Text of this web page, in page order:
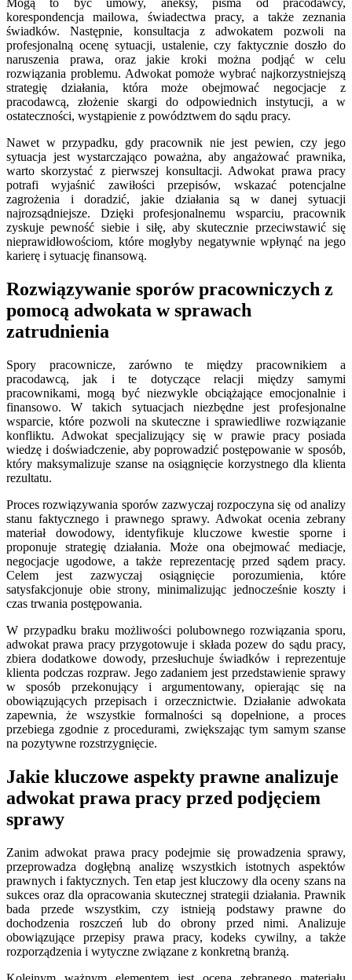
Mogą to być umowy, aneksy, pisma od pracodawcy,
korespondencja mailowa, świadectwa pracy, a także zeznania
świadków. Następnie, konsultacja z adwokatem pozwoli na
profesjonalną ocenę sytuacji, ustalenie, czy faktycznie doszło do
naruszenia prawa, oraz jakie kroki można podjąć w celu
rozwiązania problemu. Adwokat pomoże wybrać najkorzystniejszą
strategię działania, która może obejmować negocjacje z
pracodawcą, złożenie skargi do odpowiednich instytucji, a w
ostateczności, wystąpienie z powództwem do sądu pracy.
Nawet w przypadku, gdy pracownik nie jest pewien, czy jego
sytuacja jest wystarczająco poważna, aby angażować prawnika,
warto skorzystać z pierwszej konsultacji. Adwokat prawa pracy
potrafi wyjaśnić zawiłości przepisów, wskazać potencjalne
zagrożenia i doradzić, jakie działania są w danej sytuacji
najrozsądniejsze. Dzięki profesjonalnemu wsparciu, pracownik
zyskuje pewność siebie i siłę, aby skutecznie przeciwstawić się
nieprawidłowościom, które mogłyby negatywnie wpłynąć na jego
karierę i sytuację finansową.
Rozwiązywanie sporów pracowniczych z
pomocą adwokata w sprawach
zatrudnienia
Spory pracownicze, zarówno te między pracownikiem a
pracodawcą, jak i te dotyczące relacji między samymi
pracownikami, mogą być niezwykle obciążające emocjonalnie i
finansowo. W takich sytuacjach niezbędne jest profesjonalne
wsparcie, które pozwoli na skuteczne i sprawiedliwe rozwiązanie
konfliktu. Adwokat specjalizujący się w prawie pracy posiada
wiedzę i doświadczenie, aby poprowadzić postępowanie w sposób,
który maksymalizuje szanse na osiągnięcie korzystnego dla klienta
rezultatu.
Proces rozwiązywania sporów zazwyczaj rozpoczyna się od analizy
stanu faktycznego i prawnego sprawy. Adwokat ocenia zebrany
materiał dowodowy, identyfikuje kluczowe kwestie sporne i
proponuje strategię działania. Może ona obejmować mediacje,
negocjacje ugodowe, a także reprezentację przed sądem pracy.
Celem jest zazwyczaj osiągnięcie porozumienia, które
satysfakcjonuje obie strony, minimalizując jednocześnie koszty i
czas trwania postępowania.
W przypadku braku możliwości polubownego rozwiązania sporu,
adwokat prawa pracy przygotowuje i składa pozew do sądu pracy,
zbiera dodatkowe dowody, przesłuchuje świadków i reprezentuje
klienta podczas rozpraw. Jego zadaniem jest przedstawienie sprawy
w sposób przekonujący i argumentowany, opierając się na
obowiązujących przepisach i orzecznictwie. Działanie adwokata
zapewnia, że wszystkie formalności są dopełnione, a proces
przebiega zgodnie z procedurami, zwiększając tym samym szanse
na pozytywne rozstrzygnięcie.
Jakie kluczowe aspekty prawne analizuje
adwokat prawa pracy przed podjęciem
sprawy
Zanim adwokat prawa pracy podejmie się prowadzenia sprawy,
przeprowadza dogłębną analizę wszystkich istotnych aspektów
prawnych i faktycznych. Ten etap jest kluczowy dla oceny szans na
sukces oraz dla opracowania skutecznej strategii działania. Prawnik
bada przede wszystkim, czy istnieją podstawy prawne do
dochodzenia roszczeń lub do obrony przed nimi. Analizuje
obowiązujące przepisy prawa pracy, kodeks cywilny, a także
rozporządzenia i wytyczne związane z konkretną branżą.